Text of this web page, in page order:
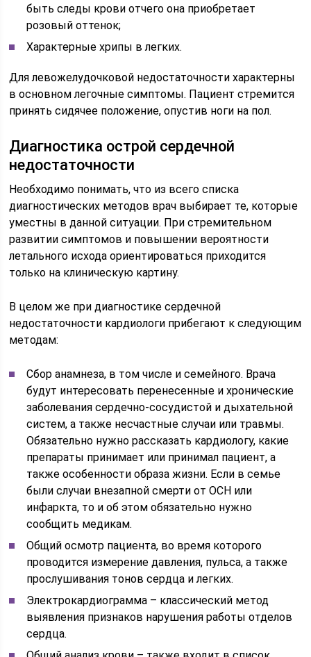
быть следы крови отчего она приобретает
розовый оттенок;
Характерные хрипы в легких.
Для левожелудочковой недостаточности характерны
в основном легочные симптомы. Пациент стремится
принять сидячее положение, опустив ноги на пол.
Диагностика острой сердечной
недостаточности
Необходимо понимать, что из всего списка
диагностических методов врач выбирает те, которые
уместны в данной ситуации. При стремительном
развитии симптомов и повышении вероятности
летального исхода ориентироваться приходится
только на клиническую картину.
В целом же при диагностике сердечной
недостаточности кардиологи прибегают к следующим
методам:
Сбор анамнеза, в том числе и семейного. Врача
будут интересовать перенесенные и хронические
заболевания сердечно-сосудистой и дыхательной
систем, а также несчастные случаи или травмы.
Обязательно нужно рассказать кардиологу, какие
препараты принимает или принимал пациент, а
также особенности образа жизни. Если в семье
были случаи внезапной смерти от ОСН или
инфаркта, то и об этом обязательно нужно
сообщить медикам.
Общий осмотр пациента, во время которого
проводится измерение давления, пульса, а также
прослушивания тонов сердца и легких.
Электрокардиограмма – классический метод
выявления признаков нарушения работы отделов
сердца.